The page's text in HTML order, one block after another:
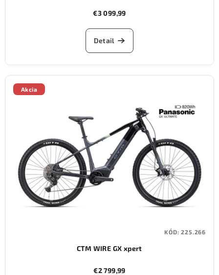
€3 099,99
Detail
Akcia
CTM WIRE GX xpert
€2 799,99
KÓD:225.266